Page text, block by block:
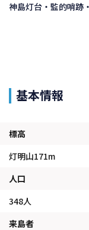
神島灯台・監的哨跡
基本情報
標高
灯明山171m
人口
348人
来島者